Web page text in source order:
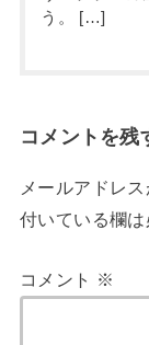
う。 […]
コメントを残
メールアドレ
付いている欄
コメント ※